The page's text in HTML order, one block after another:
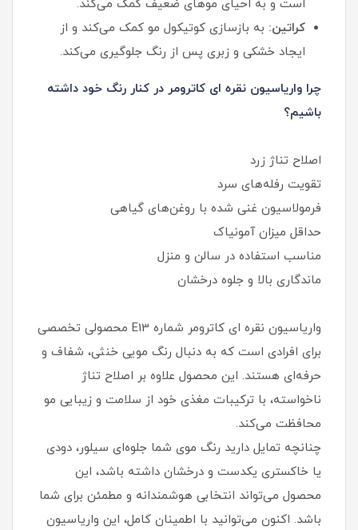
است و به احیای موهای ضعیف کمک می‌کند.
کراتین: به بازسازی کوتیکول مو کمک می‌کند و از
ایجاد خشکی و زبری پس از رنگ جلوگیری می‌کند.
چرا واریاسیون نقره ای کاترومر در کنار رنگ خود داشته
باشیم؟
اصلاح تناژ زرد
تقویت رفله‌های سرد
فرمولاسیون غنی‌ شده با روغن‌های گیاهی
حداقل میزان آمونیاک
مناسب استفاده در سالن و منزل
ماندگاری بالا و جلوه درخشان
واریاسیون نقره ای کاترومر شماره E13 محصولی تخصصی
برای افرادی است که به دنبال رنگ مویی خنثی، شفاف و
حرفه‌ای هستند. این محصول علاوه بر اصلاح تناژ
ناخواسته، با ترکیبات مغذی خود از سلامت و زیبایی مو
محافظت می‌کند.
چنانچه تمایل دارید رنگ موی شما جلوه‌ای سیلور، دودی
یا خاکستری یکدست و درخشان داشته باشد، این
محصول می‌تواند انتخابی هوشمندانه و مطمئن برای شما
باشد. اکنون می‌توانید با اطمینان کامل، این واریاسیون